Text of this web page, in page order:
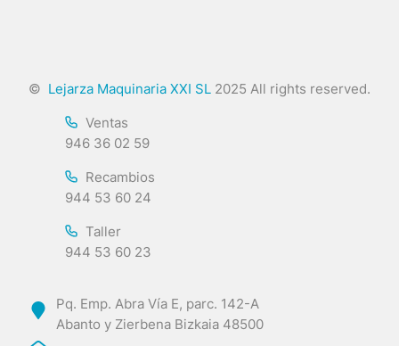
© Lejarza Maquinaria XXI SL 2025 All rights reserved.
Ventas
946 36 02 59
Recambios
944 53 60 24
Taller
944 53 60 23
Pq. Emp. Abra Vía E, parc. 142-A
Abanto y Zierbena Bizkaia 48500